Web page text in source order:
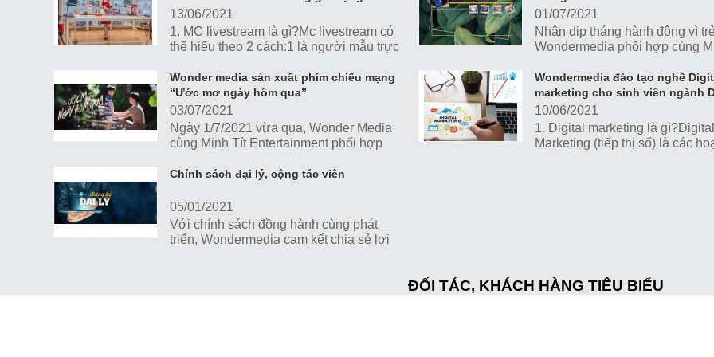
trang web dễ dàng hơn trên
quả tìm kiếm. Dịch vụ SEO
vụ tối ưu hóa website trên công
kiếm nhằm tăng thứ hạng của
trên trang kết quả tìm kiếm với
khóa mục tiêu, phù hợp với nội
trang web và cả nhu cầu tìm
nhóm khách hàng tiềm năng.
Masuto
13/06/2021
1. MC livestream là gì?Mc livestream có
thể hiểu theo 2 cách:1 là người mẫu trực
mẫu dẫn dắt...
01/07/2021
Nhân dịp tháng hành động vì
Wondermedia phối hợp cùng
chủ đề: "PHÒNG CHỐNG TAI...
Wonder media sản xuất phim chiếu mạng
“Ước mơ ngày hôm qua”
03/07/2021
Ngày 1/7/2021 vừa qua, Wonder Media
cùng Minh Tít Entertainment phối hợp
công chiếu phim ngắn "Ước...
Wondermedia đào tạo nghề
marketing cho sinh viên ngành
10/06/2021
1. Digital marketing là gì?Digital
Marketing (tiếp thị số) là các
Chính sách đại lý, cộng tác viên
05/01/2021
Với chính sách đồng hành cùng phát
triển, Wondermedia cam kết chia sẻ lợi
ĐỐI TÁC, KHÁCH HÀNG TIÊU BIỂU